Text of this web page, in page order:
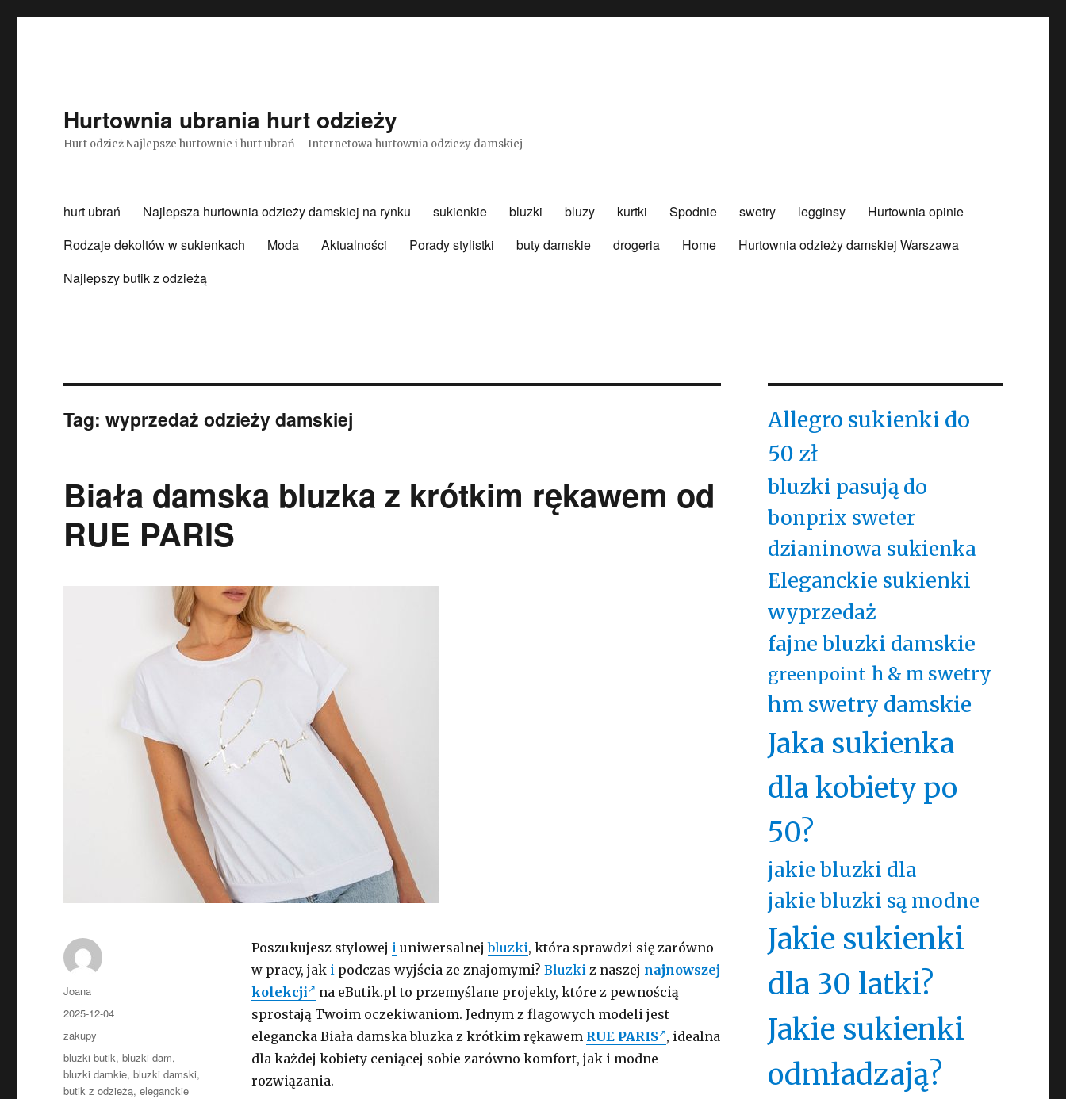
Hurtownia ubrania hurt odzieży
Hurt odzież Najlepsze hurtownie i hurt ubrań – Internetowa hurtownia odzieży damskiej
hurt ubrań Najlepsza hurtownia odzieży damskiej na rynku sukienkie bluzki bluzy kurtki Spodnie swetry legginsy
Hurtownia opinie
Rodzaje dekoltów w sukienkach
Moda Aktualności Porady stylistki buty damskie drogeria Home
Hurtownia odzieży damskiej Warszawa
Najlepszy butik z odzieżą
Tag:wyprzedaż odzieży damskiej
Biała damska bluzka z krótkim rękawem od
RUE PARIS
Poszukujesz stylowej iuniwersalnejbluzki, która sprawdzi się zarówno
w pracy, jak ipodczas wyjścia ze znajomymi? Bluzkiz naszej najnowszej
kolekcji
na eButik.pl to przemyślane projekty, które z pewnością
sprostają Twoim oczekiwaniom. Jednym z flagowych modeli jest
elegancka Biała damska bluzka z krótkim rękawem RUE PARIS , idealna
dla każdej kobiety ceniącej sobie zarówno komfort, jak i modne
rozwiązania.
Autor
Joana
Opublikowano
2025-12-04
Kategorie
zakupy
Tagi
bluzki butik,bluzki dam,
bluzki damkie,bluzki damski,
butik z odzieżą,eleganckie
Allegro sukienki do
50 zł
bluzki pasują do
bonprix sweter
dzianinowa sukienka
Eleganckie sukienki
wyprzedaż
fajne bluzki damskie
greenpoint h & m swetry
hm swetry damskie
Jaka sukienka
dla kobiety po
50?
jakie bluzki dla
jakie bluzki są modne
Jakie sukienki
dla 30 latki?
Jakie sukienki
odmładzają?